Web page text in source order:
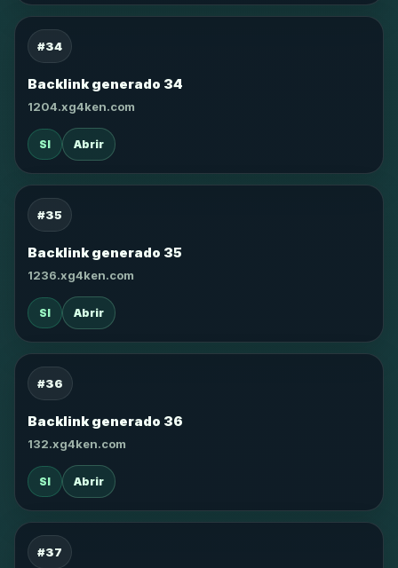
#34
Backlink generado 34
1204.xg4ken.com
SI Abrir
#35
Backlink generado 35
1236.xg4ken.com
SI Abrir
#36
Backlink generado 36
132.xg4ken.com
SI Abrir
#37